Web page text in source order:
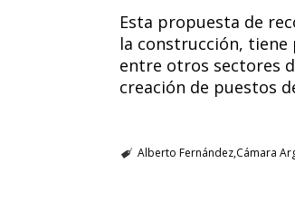
Esta propuesta de
la construcción,
entre otros sectores
creación de puestos
Alberto FernándezCámara